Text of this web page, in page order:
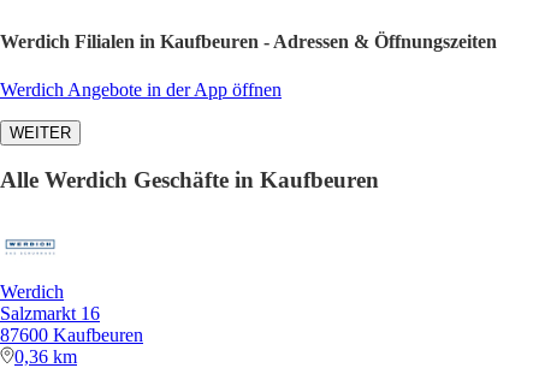
Werdich Filialen in Kaufbeuren - Adressen & Öffnungszeiten
Werdich Angebote in der App öffnen
WEITER
Alle Werdich Geschäfte in Kaufbeuren
Werdich
Salzmarkt 16
87600 Kaufbeuren
0,36 km